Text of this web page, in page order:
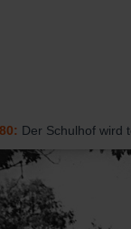
Der Schulhof wird